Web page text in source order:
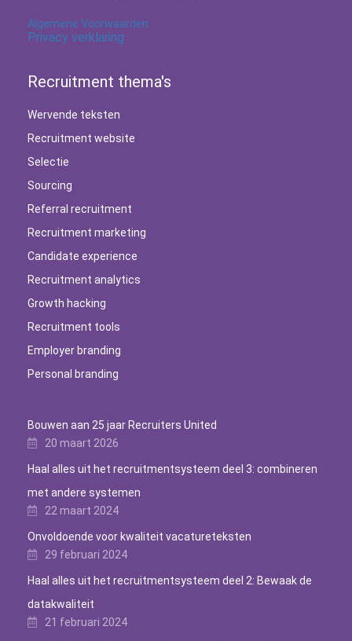
Algemene Voorwaarden
Privacy verklaring
Recruitment thema's
Wervende teksten
Recruitment website
Selectie
Sourcing
Referral recruitment
Recruitment marketing
Candidate experience
Recruitment analytics
Growth hacking
Recruitment tools
Employer branding
Personal branding
Bouwen aan 25 jaar Recruiters United
20 maart 2026
Haal alles uit het recruitmentsysteem deel 3: combineren
met andere systemen
22 maart 2024
Onvoldoende voor kwaliteit vacatureteksten
29 februari 2024
Haal alles uit het recruitmentsysteem deel 2: Bewaak de
datakwaliteit
21 februari 2024